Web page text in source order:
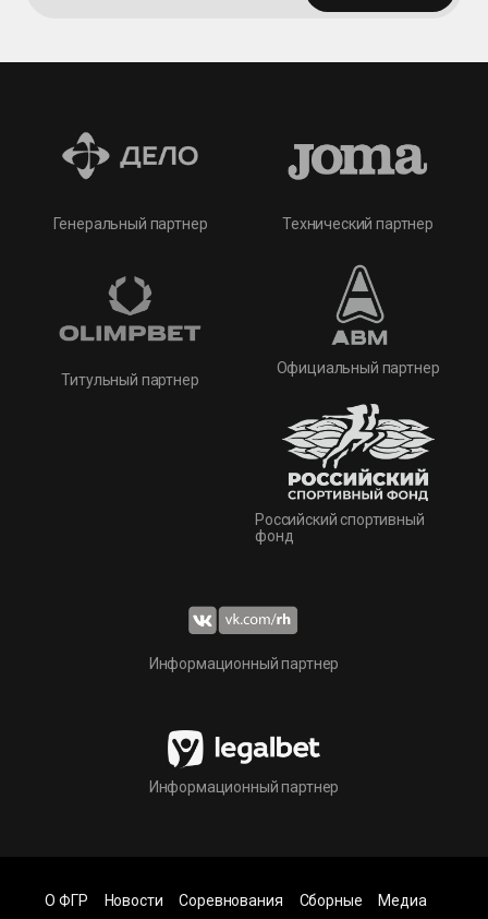
Генеральный партнер
Титульный партнер
Технический партнер
Официальный партнер
Российский спортивный
фонд
Информационный партнер
Информационный партнер
О ФГР Новости Соревнования Сборные Медиа